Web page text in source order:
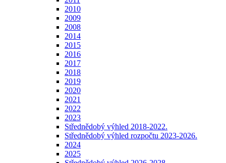
2010
2009
2008
2014
2015
2016
2017
2018
2019
2020
2021
2022
2023
Střednědobý výhled 2018-2022.
Střednědobý výhled rozpočtu 2023-2026.
2024
2025